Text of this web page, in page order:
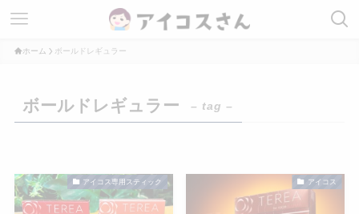
ホーム ボールドレギュラー
ボールドレギュラー – tag –
アイコス専用スティック アイコス